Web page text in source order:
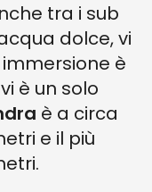
tra i sub
dolce, vi
immersione è
è un solo
è a circa
e il più